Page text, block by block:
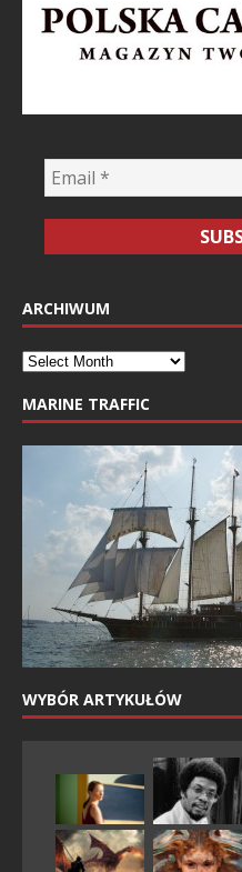
ARCHIWUM
MARINE TRAFFIC
WYBÓR ARTYKUŁÓW